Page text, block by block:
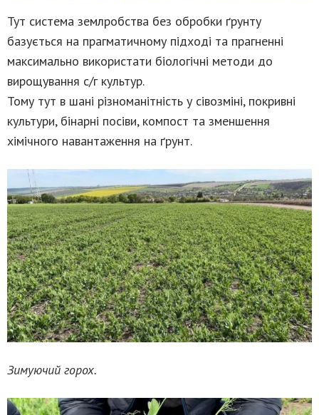
Тут система землробства без обробки ґрунту
базується на прагматичному підході та прагненні
максимально використати біологічні методи до
вирощування с/г культур.
Тому тут в шані різноманітність у сівозміні, покривні
культури, бінарні посіви, компост та зменшення
хімічного навантаження на ґрунт.
Зимуючий горох.